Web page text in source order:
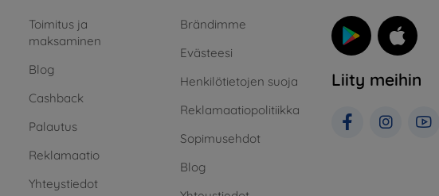
Toimitus ja
maksaminen
Blog
Cashback
Palautus
Reklamaatio
Yhteystiedot
Brändimme
Evästeesi
Henkilötietojen suoja
Reklamaatiopolitiikka
Sopimusehdot
Blog
Liity meihin